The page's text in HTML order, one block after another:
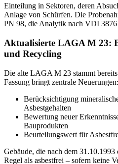
Einteilung in Sektoren, deren
Anlage von Schürfen. Die
PN 98, die Analytik nach VDI
Aktualisierte LAGA M 23:
und Recycling
Die alte LAGA M 23 stammt
Fassung bringt zentrale Neuerungen:
Berücksichtigung
Asbestgehalten
Bewertung neuer
Bauprodukten
Beurteilungswert für
Gebäude, die nach dem
Regel als asbestfrei – sofern keine